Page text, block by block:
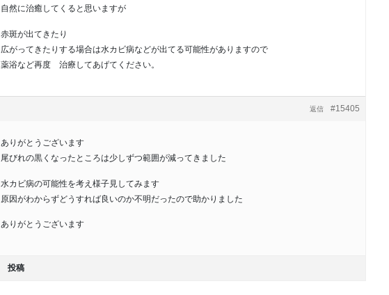
自然に治癒してくると思いますが
赤斑が出てきたり
広がってきたりする場合は水カビ病などが出てる可能性がありますので
薬浴など再度 治療してあげてください。
#15405
返信
ありがとうございます
尾びれの黒くなったところは少しずつ範囲が減ってきました
水カビ病の可能性を考え様子見してみます
原因がわからずどうすれば良いのか不明だったので助かりました
ありがとうございます
投稿